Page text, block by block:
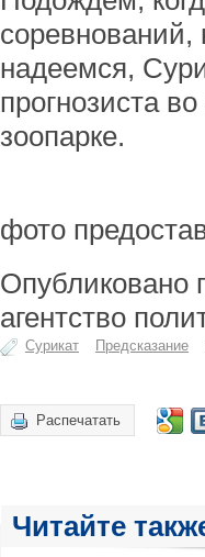
соревнований,
надеемся,
прогнозиста
зоопарке.
фото
Опубликовано
агентство
Сурикат Предсказание
Распечатать
Читайте